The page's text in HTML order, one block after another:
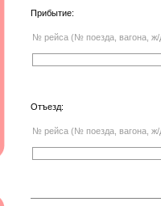
Прибытие:
№ рейса (№ поезда, вагона, ж/
Отъезд:
№ рейса (№ поезда, вагона, ж/